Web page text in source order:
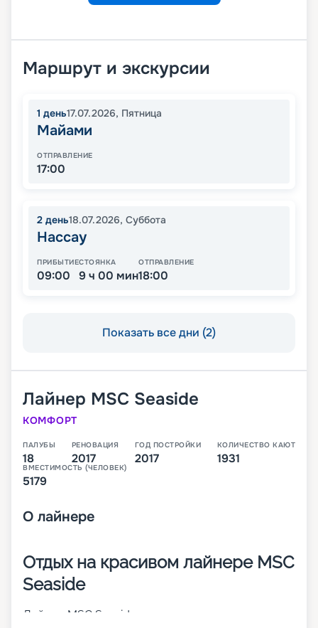
Маршрут и экскурсии
1 день17.07.2026, Пятница
Майами
ОТПРАВЛЕНИЕ
17:00
2 день18.07.2026, Суббота
Нассау
ПРИБЫТИЕ
09:00
СТОЯНКА
9 ч 00 мин
ОТПРАВЛЕНИЕ
18:00
Показать все дни (2)
Лайнер MSC Seaside
КОМФОРТ
ПАЛУБЫ
18
РЕНОВАЦИЯ
2017
ГОД ПОСТРОЙКИ
2017
КОЛИЧЕСТВО КАЮТ
1931
ВМЕСТИМОСТЬ (ЧЕЛОВЕК)
5179
О лайнере
Отдых на красивом лайнере MSC
Seaside
Лайнер MSC Seaside – это красивое судно